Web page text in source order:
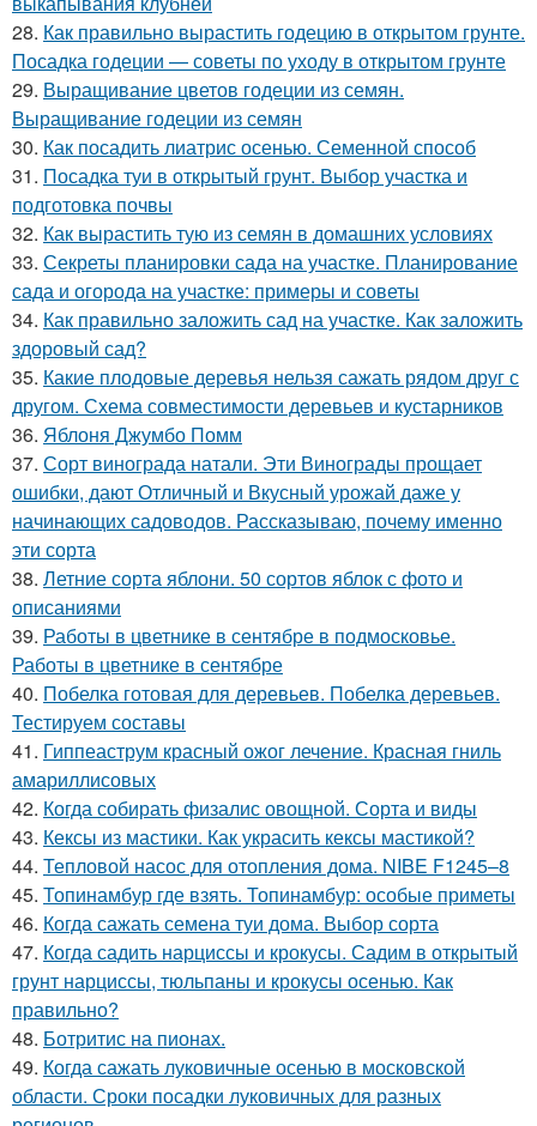
28. Как правильно вырастить годецию в открытом грунте.
Посадка годеции — советы по уходу в открытом грунте
29. Выращивание цветов годеции из семян.
Выращивание годеции из семян
30. Как посадить лиатрис осенью. Семенной способ
31. Посадка туи в открытый грунт. Выбор участка и
подготовка почвы
32. Как вырастить тую из семян в домашних условиях
33. Секреты планировки сада на участке. Планирование
сада и огорода на участке: примеры и советы
34. Как правильно заложить сад на участке. Как заложить
здоровый сад?
35. Какие плодовые деревья нельзя сажать рядом друг с
другом. Схема совместимости деревьев и кустарников
36. Яблоня Джумбо Помм
37. Сорт винограда натали. Эти Винограды прощает
ошибки, дают Отличный и Вкусный урожай даже у
начинающих садоводов. Рассказываю, почему именно
эти сорта
38. Летние сорта яблони. 50 сортов яблок с фото и
описаниями
39. Работы в цветнике в сентябре в подмосковье.
Работы в цветнике в сентябре
40. Побелка готовая для деревьев. Побелка деревьев.
Тестируем составы
41. Гиппеаструм красный ожог лечение. Красная гниль
амариллисовых
42. Когда собирать физалис овощной. Сорта и виды
43. Кексы из мастики. Как украсить кексы мастикой?
44. Тепловой насос для отопления дома. NIBE F1245–8
45. Топинамбур где взять. Топинамбур: особые приметы
46. Когда сажать семена туи дома. Выбор сорта
47. Когда садить нарциссы и крокусы. Садим в открытый
грунт нарциссы, тюльпаны и крокусы осенью. Как
правильно?
48. Ботритис на пионах.
49. Когда сажать луковичные осенью в московской
области. Сроки посадки луковичных для разных